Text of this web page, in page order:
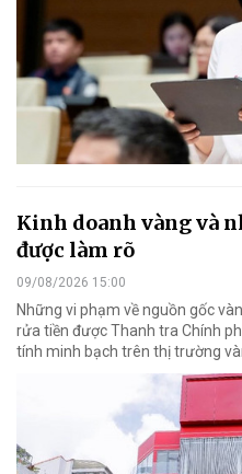
Kinh doanh vàng và
được làm rõ
09/08/2026 15:00
Những vi phạm về nguồn gốc
rửa tiền được Thanh tra Chính
tính minh bạch trên thị trường